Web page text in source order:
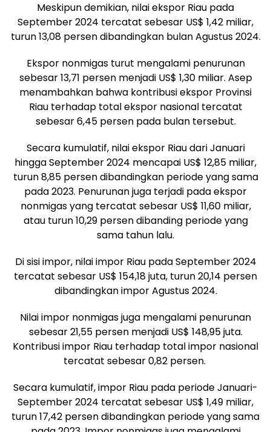
Meskipun demikian, nilai ekspor Riau pada
September 2024 tercatat sebesar US$ 1,42 miliar,
turun 13,08 persen dibandingkan bulan Agustus 2024.
Ekspor nonmigas turut mengalami penurunan
sebesar 13,71 persen menjadi US$ 1,30 miliar. Asep
menambahkan bahwa kontribusi ekspor Provinsi
Riau terhadap total ekspor nasional tercatat
sebesar 6,45 persen pada bulan tersebut.
Secara kumulatif, nilai ekspor Riau dari Januari
hingga September 2024 mencapai US$ 12,85 miliar,
turun 8,85 persen dibandingkan periode yang sama
pada 2023. Penurunan juga terjadi pada ekspor
nonmigas yang tercatat sebesar US$ 11,60 miliar,
atau turun 10,29 persen dibanding periode yang
sama tahun lalu.
Di sisi impor, nilai impor Riau pada September 2024
tercatat sebesar US$ 154,18 juta, turun 20,14 persen
dibandingkan impor Agustus 2024.
Nilai impor nonmigas juga mengalami penurunan
sebesar 21,55 persen menjadi US$ 148,95 juta.
Kontribusi impor Riau terhadap total impor nasional
tercatat sebesar 0,82 persen.
Secara kumulatif, impor Riau pada periode Januari-
September 2024 tercatat sebesar US$ 1,49 miliar,
turun 17,42 persen dibandingkan periode yang sama